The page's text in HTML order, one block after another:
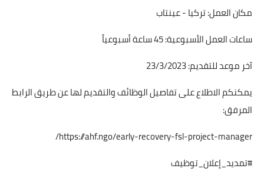
مكان العمل: تركيا - عينتاب
ساعات العمل الأسبوعية: 45 ساعة أسبوعياً
آخر موعد للتقديم: 23/3/2023
يمكنكم الاطلاع على تفاصيل الوظائف والتقديم لها عن طريق الرابط
المرفق:
https://ahf.ngo/early-recovery-fsl-project-manager/
#تمديد_إعلان_توظيف